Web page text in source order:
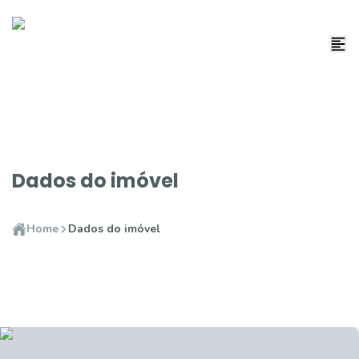
Dados do imóvel
Home Dados do imóvel